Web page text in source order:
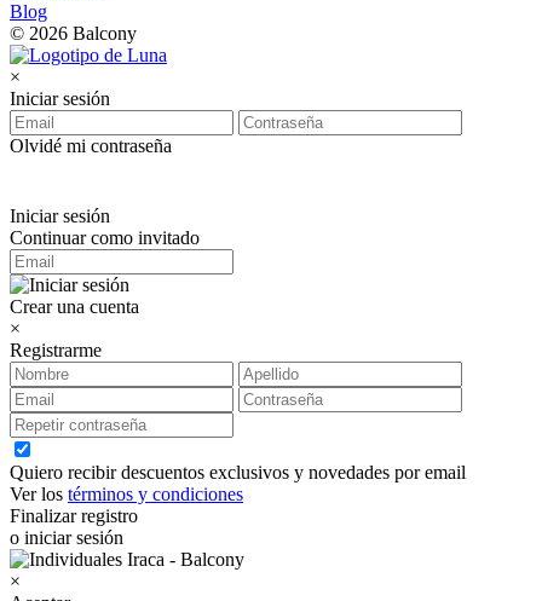
Blog
© 2026 Balcony
×
Iniciar sesión
Olvidé mi contraseña
Iniciar sesión
Continuar como invitado
Crear una cuenta
×
Registrarme
Quiero recibir descuentos exclusivos y novedades por email
Ver los términos y condiciones
Finalizar registro
o iniciar sesión
×